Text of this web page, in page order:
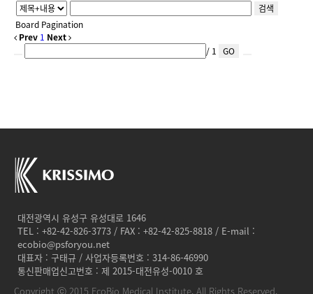
검색
Board Pagination
Prev 1 Next
/ 1 GO
대전광역시 유성구 유성대로 1646
TEL : +82-42-826-3773 / FAX : +82-42-825-8818 / E-mail :
ecobio@psforyou.net
대표자 : 구태규 / 사업자등록번호 : 314-86-46990
통신판매업신고번호 : 제 2015-대전유성-0010 호
Copyright ⓒ 2015 EcoBio Medical Institute. All Rights Reserved.